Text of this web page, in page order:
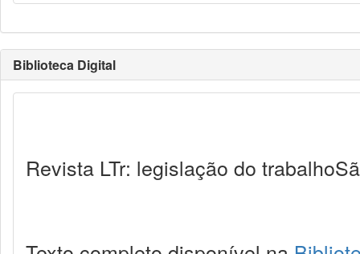
Biblioteca Digital
Revista LTr: legislação do